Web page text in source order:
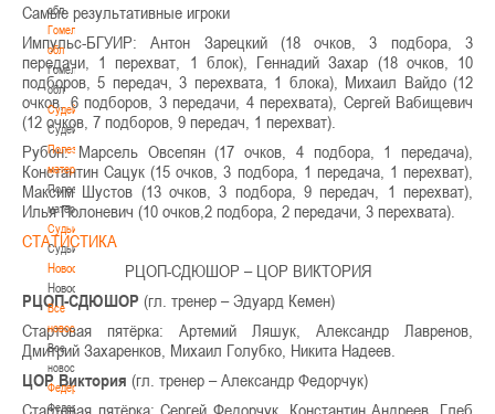
обл
Гомельская
обл
Гомельская
обл
Судейство
Судейство
Полезные
материалы
Полезные
материалы
Судьи
Судьи
Новости
Новости
Все
новости
Все
новости
Федерация
Федерация
Самые результативные игроки
Импульс-БГУИР: Антон Зарецкий (18 очков, 3 подбора, 3
передачи, 1 перехват, 1 блок), Геннадий Захар (18 очков, 10
подборов, 5 передач, 3 перехвата, 1 блока), Михаил Вайдо (12
очков, 6 подборов, 3 передачи, 4 перехвата), Сергей Вабищевич
(12 очков, 7 подборов, 9 передач, 1 перехват).
Рубон: Марсель Овсепян (17 очков, 4 подбора, 1 передача),
Константин Сацук (15 очков, 3 подбора, 1 передача, 1 перехват),
Максим Шустов (13 очков, 3 подбора, 9 передач, 1 перехват),
Илья Полоневич (10 очков,2 подбора, 2 передачи, 3 перехвата).
СТАТИСТИКА
РЦОП-СДЮШОР – ЦОР ВИКТОРИЯ
РЦОП-СДЮШОР (гл. тренер – Эдуард Кемен)
Стартовая пятёрка: Артемий Ляшук, Александр Лавренов,
Дмитрий Захаренков, Михаил Голубко, Никита Надеев.
ЦОР Виктория (гл. тренер – Александр Федорчук)
Стартовая пятёрка: Сергей Федорчук, Константин Андреев, Глеб